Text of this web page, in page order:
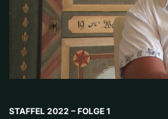
STAFFEL 2022 – FOLGE 1